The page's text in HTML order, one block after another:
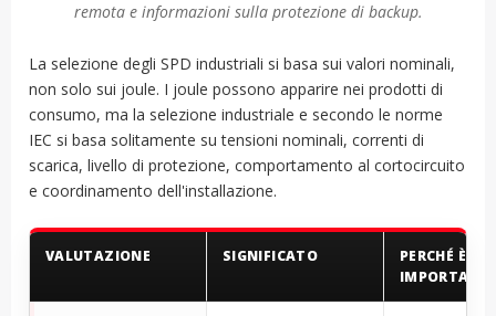
remota e informazioni sulla protezione di backup.
La selezione degli SPD industriali si basa sui valori nominali,
non solo sui joule. I joule possono apparire nei prodotti di
consumo, ma la selezione industriale e secondo le norme
IEC si basa solitamente su tensioni nominali, correnti di
scarica, livello di protezione, comportamento al cortocircuito
e coordinamento dell'installazione.
VALUTAZIONE SIGNIFICATO
PERCHÉ È